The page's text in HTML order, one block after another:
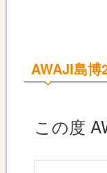
AWAJI島博
この度